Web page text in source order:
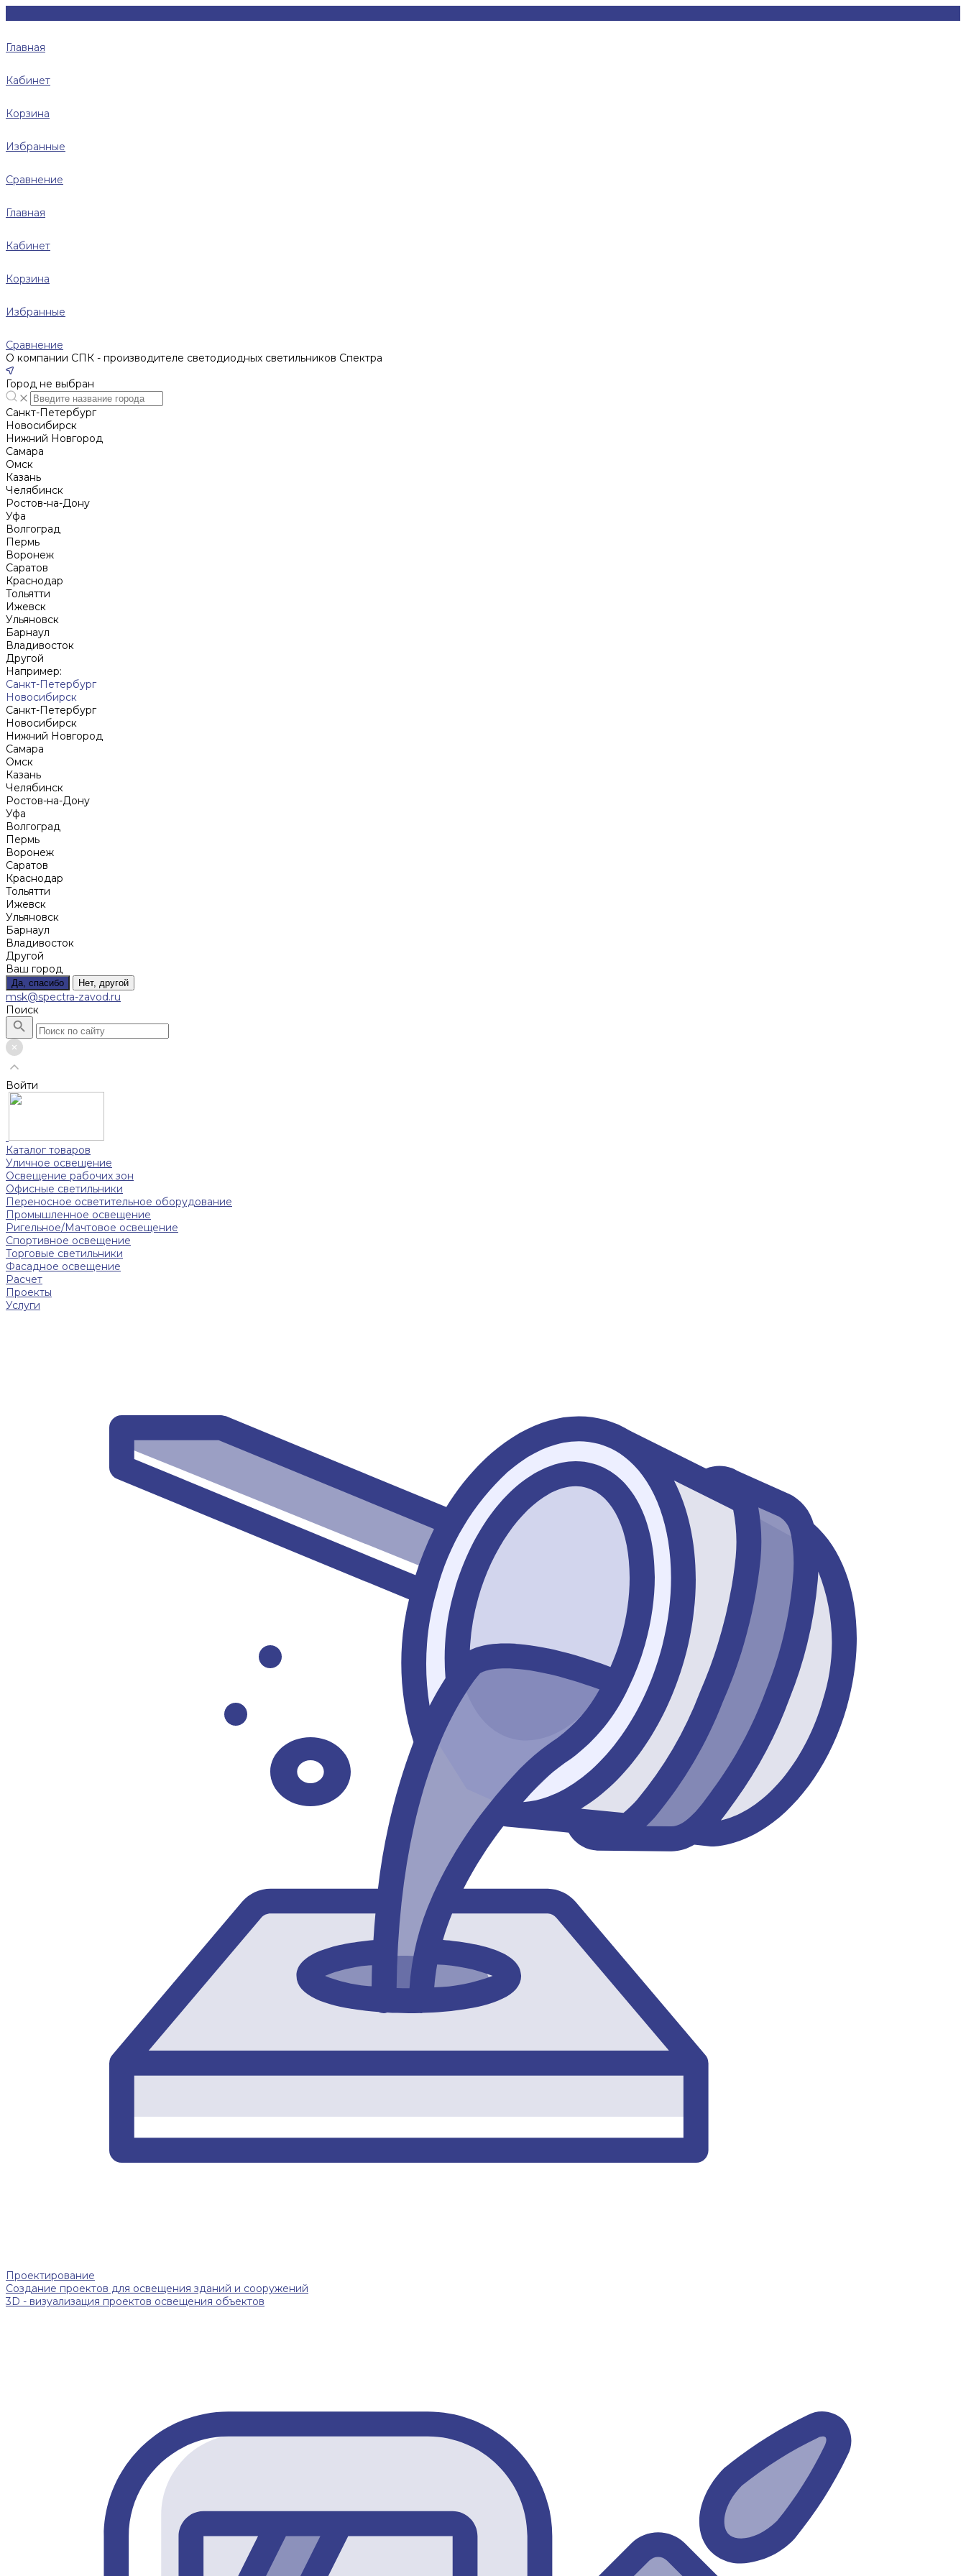
Главная
Кабинет
Корзина
Избранные
Сравнение
Главная
Кабинет
Корзина
Избранные
Сравнение
О компании СПК - производителе светодиодных светильников Спектра
Город не выбран
Санкт-Петербург
Новосибирск
Нижний Новгород
Cамара
Омск
Казань
Челябинск
Ростов-на-Дону
Уфа
Волгоград
Пермь
Воронеж
Саратов
Краснодар
Тольятти
Ижевск
Ульяновск
Барнаул
Владивосток
Другой
Например:
Санкт-Петербург
Новосибирск
Санкт-Петербург
Новосибирск
Нижний Новгород
Cамара
Омск
Казань
Челябинск
Ростов-на-Дону
Уфа
Волгоград
Пермь
Воронеж
Саратов
Краснодар
Тольятти
Ижевск
Ульяновск
Барнаул
Владивосток
Другой
Ваш город
Да, спасибо Нет, другой
msk@spectra-zavod.ru
Поиск
Войти
Каталог товаров
Уличное освещение
Освещение рабочих зон
Офисные светильники
Переносное осветительное оборудование
Промышленное освещение
Ригельное/Мачтовое освещение
Спортивное освещение
Торговые светильники
Фасадное освещение
Расчет
Проекты
Услуги
Проектирование
Создание проектов для освещения зданий и сооружений
3D - визуализация проектов освещения объектов